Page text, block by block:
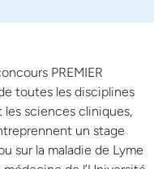
PREMIER
toutes les disciplines
sciences cliniques,
un stage
sur la maladie de Lyme